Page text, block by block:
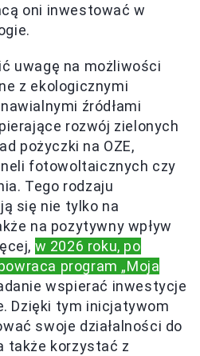
oni inwestować w
uwagę na możliwości
z ekologicznymi
źródłami
rozwój zielonych
pożyczki na OZE,
fotowoltaicznych czy
Tego rodzaju
się nie tylko na
na pozytywny wpływ
w 2026 roku, po
program „Moja
wspierać inwestycje
Dzięki tym inicjatywom
swoje działalności do
także korzystać z